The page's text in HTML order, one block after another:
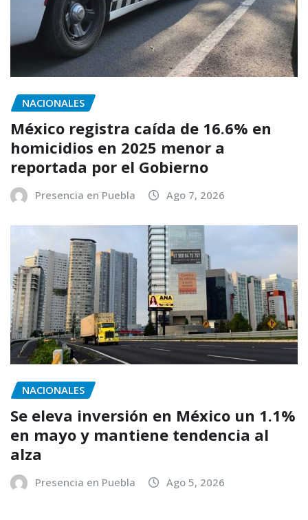
NACIONALES
México registra caída de 16.6% en
homicidios en 2025 menor a
reportada por el Gobierno
Presencia en Puebla Ago 7, 2026
NACIONALES
Se eleva inversión en México un 1.1%
en mayo y mantiene tendencia al
alza
Presencia en Puebla Ago 5, 2026